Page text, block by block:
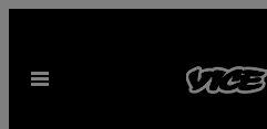
content
Open